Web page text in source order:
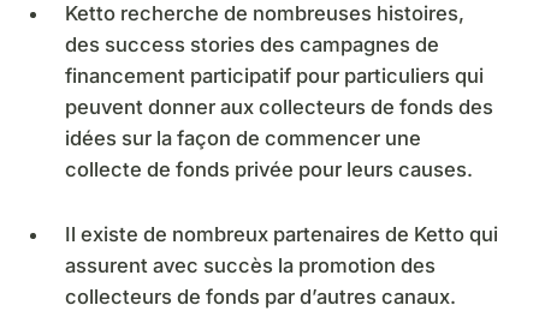
Ketto recherche de nombreuses histoires,
des success stories des campagnes de
financement participatif pour particuliers qui
peuvent donner aux collecteurs de fonds des
idées sur la façon de commencer une
collecte de fonds privée pour leurs causes.
Il existe de nombreux partenaires de Ketto qui
assurent avec succès la promotion des
collecteurs de fonds par d’autres canaux.